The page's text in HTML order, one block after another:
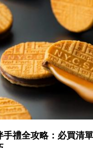
手禮全攻略：必買清